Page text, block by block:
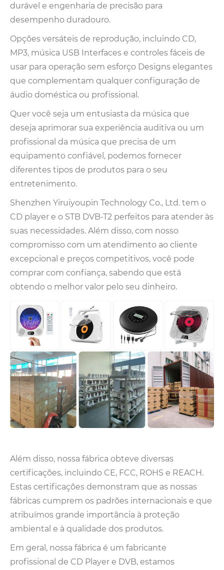
durável e engenharia de precisão para
desempenho duradouro.
Opções versáteis de reprodução, incluindo CD,
MP3, música USB Interfaces e controles fáceis de
usar para operação sem esforço Designs elegantes
que complementam qualquer configuração de
áudio doméstica ou profissional.
Quer você seja um entusiasta da música que
deseja aprimorar sua experiência auditiva ou um
profissional da música que precisa de um
equipamento confiável, podemos fornecer
diferentes tipos de produtos para o seu
entretenimento.
Shenzhen Yiruiyoupin Technology Co., Ltd. tem o
CD player e o STB DVB-T2 perfeitos para atender às
suas necessidades. Além disso, com nosso
compromisso com um atendimento ao cliente
excepcional e preços competitivos, você pode
comprar com confiança, sabendo que está
obtendo o melhor valor pelo seu dinheiro.
Além disso, nossa fábrica obteve diversas
certificações, incluindo CE, FCC, ROHS e REACH.
Estas certificações demonstram que as nossas
fábricas cumprem os padrões internacionais e que
atribuímos grande importância à proteção
ambiental e à qualidade dos produtos.
Em geral, nossa fábrica é um fabricante
profissional de CD Player e DVB, estamos